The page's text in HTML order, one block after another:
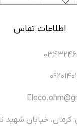
اطلاعات تماس
کرمان، خیابان شهید